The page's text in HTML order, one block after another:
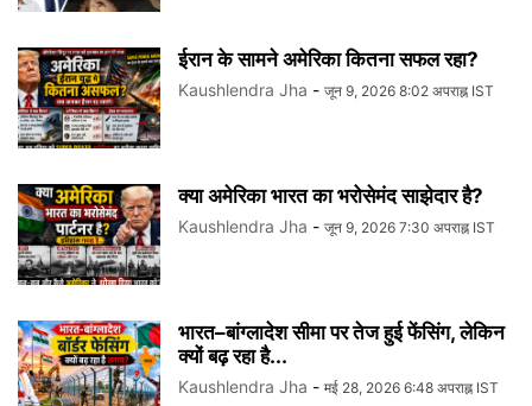
ईरान के सामने अमेरिका कितना सफल रहा?
Kaushlendra Jha - जून 9, 2026 8:02 अपराह्न IST
क्या अमेरिका भारत का भरोसेमंद साझेदार है?
Kaushlendra Jha - जून 9, 2026 7:30 अपराह्न IST
भारत–बांग्लादेश सीमा पर तेज हुई फेंसिंग, लेकिन
क्यों बढ़ रहा है...
Kaushlendra Jha - मई 28, 2026 6:48 अपराह्न IST